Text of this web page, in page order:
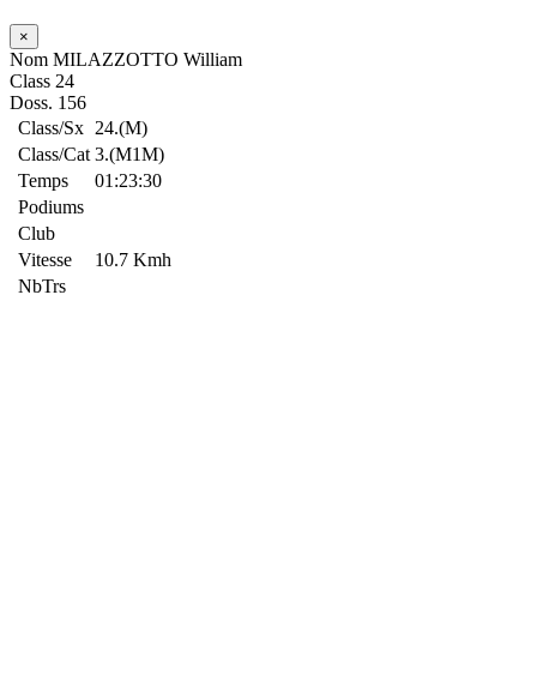
×
Nom MILAZZOTTO William
Class 24
Doss. 156
Class/Sx 24.(M)
Class/Cat 3.(M1M)
Temps
01:23:30
Podiums
Club
Vitesse
10.7 Kmh
NbTrs